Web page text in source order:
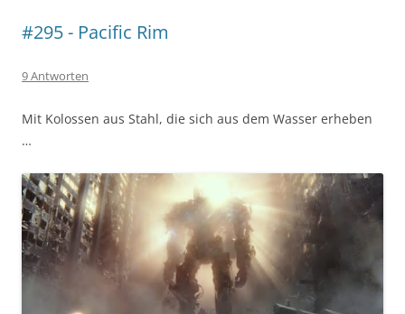
#295 - Pacific Rim
9 Antworten
Mit Kolossen aus Stahl, die sich aus dem Wasser erheben
…